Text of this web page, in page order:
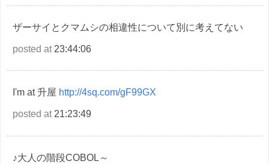
ザーサイとクマムシの相違性について別に考えてない
posted at23:44:06
I'm at 升屋 http://4sq.com/gF99GX
posted at21:23:49
♪大人の階段COBOL～